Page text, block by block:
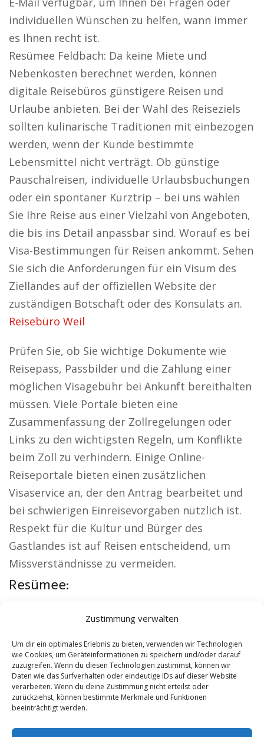
Zustimmung verwalten
Um dir ein optimales Erlebnis zu bieten, verwenden wir Technologien
wie Cookies, um Geräteinformationen zu speichern und/oder darauf
zuzugreifen. Wenn du diesen Technologien zustimmst, können wir
Daten wie das Surfverhalten oder eindeutige IDs auf dieser Website
verarbeiten. Wenn du deine Zustimmung nicht erteilst oder
zurückziehst, können bestimmte Merkmale und Funktionen
beeinträchtigt werden.
individuellen Wünschen zu helfen, wann immer
es Ihnen recht ist.
Resümee Feldbach: Da keine Miete und
Nebenkosten berechnet werden, können
digitale Reisebüros günstigere Reisen und
Urlaube anbieten. Bei der Wahl des Reiseziels
sollten kulinarische Traditionen mit einbezogen
werden, wenn der Kunde bestimmte
Lebensmittel nicht verträgt. Ob günstige
Pauschalreisen, individuelle Urlaubsbuchungen
oder ein spontaner Kurztrip – bei uns wählen
Sie Ihre Reise aus einer Vielzahl von Angeboten,
die bis ins Detail anpassbar sind. Worauf es bei
Visa-Bestimmungen für Reisen ankommt. Sehen
Sie sich die Anforderungen für ein Visum des
Ziellandes auf der offiziellen Website der
zuständigen Botschaft oder des Konsulats an.
Reisebüro Weil
Prüfen Sie, ob Sie wichtige Dokumente wie
Reisepass, Passbilder und die Zahlung einer
möglichen Visagebühr bei Ankunft bereithalten
müssen. Viele Portale bieten eine
Zusammenfassung der Zollregelungen oder
Links zu den wichtigsten Regeln, um Konflikte
beim Zoll zu verhindern. Einige Online-
Reiseportale bieten einen zusätzlichen
Visaservice an, der den Antrag bearbeitet und
bei schwierigen Einreisevorgaben nützlich ist.
Respekt für die Kultur und Bürger des
Gastlandes ist auf Reisen entscheidend, um
Missverständnisse zu vermeiden.
Resümee:
Kirche Feldbach|Autovermietung Feldbach
Versicherung Feldbach|Hauskauf Feldbach|
Hundeschule Feldbach
Contents [show]
No tags for this post.